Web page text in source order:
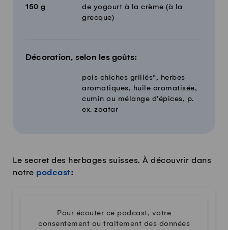
150 g
de yogourt à la crème (à la
grecque)
Décoration, selon les goûts:
pois chiches grillés*, herbes
aromatiques, huile aromatisée,
cumin ou mélange d'épices, p.
ex. zaatar
Le secret des herbages suisses. À découvrir dans
notre podcast:
Pour écouter ce podcast, votre
consentement au traitement des données